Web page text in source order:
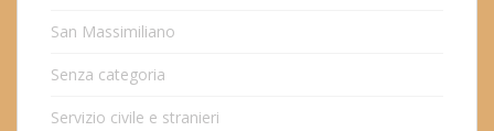
San Massimiliano
Senza categoria
Servizio civile e stranieri